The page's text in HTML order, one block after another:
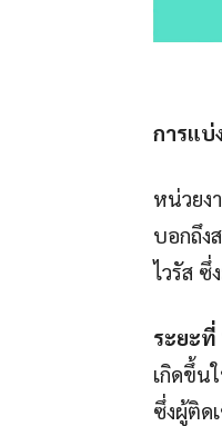
การแบ่
หน่วยง
บอกถึง
ไวรัส
ระยะ
เกิดขึ้น
ซึ่งผู้ติด